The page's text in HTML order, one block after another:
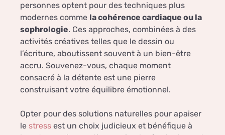
personnes optent pour des techniques plus
modernes comme la cohérence cardiaque ou la
sophrologie. Ces approches, combinées à des
activités créatives telles que le dessin ou
l’écriture, aboutissent souvent à un bien-être
accru. Souvenez-vous, chaque moment
consacré à la détente est une pierre
construisant votre équilibre émotionnel.
Opter pour des solutions naturelles pour apaiser
le stress est un choix judicieux et bénéfique à